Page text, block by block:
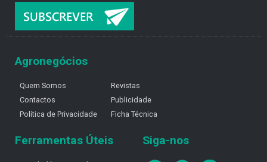
Agronegócios
Quem Somos
Contactos
Política de Privacidade
Revistas
Publicidade
Ficha Técnica
Ferramentas Úteis Siga-nos